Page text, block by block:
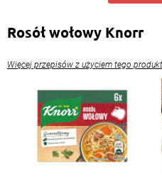
To moja dzisiejsxa
Mirosława Radomska
Uwielbiam,własnie dziś
,
Rosół wołowy Knorr
Więcej przepisów z użyciem tego